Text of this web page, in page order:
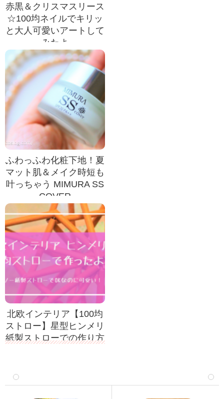
赤黒＆クリスマスリース
☆100均ネイルでキリッ
と大人可愛いアートして
みたよ
ふわっふわ化粧下地！夏
マット肌＆メイク時短も
叶っちゃう MIMURA SS
COVER
北欧インテリア【100均
ストロー】星型ヒンメリ
紙製ストローでの作り方